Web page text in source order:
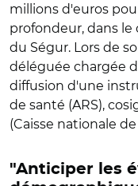
millions d'euros
profondeur, dans
du Ségur. Lors de
déléguée chargée
diffusion d'une
de santé (ARS),
(Caisse nationale
"Anticiper les